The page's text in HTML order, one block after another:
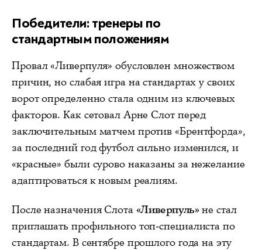
Победители: тренеры по
стандартным положениям
Провал «Ливерпуля» обусловлен множеством
причин, но слабая игра на стандартах у своих
ворот определенно стала одним из ключевых
факторов. Как сетовал Арне Слот перед
заключительным матчем против «Брентфорда»,
за последний год футбол сильно изменился, и
«красные» были сурово наказаны за нежелание
адаптироваться к новым реалиям.
После назначения Слота «Ливерпуль»не стал
приглашать профильного топ-специалиста по
стандартам. В сентябре прошлого года на эту